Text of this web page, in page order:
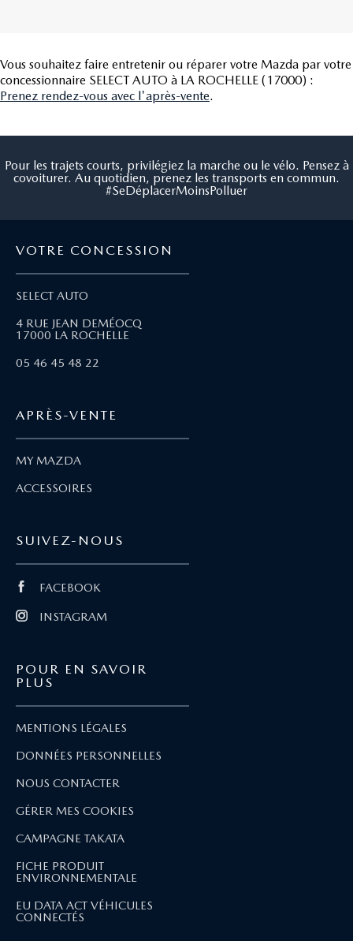
Vous souhaitez faire entretenir ou réparer votre Mazda par votre
concessionnaire SELECT AUTO à LA ROCHELLE (17000) :
Prenez rendez-vous avec l'après-vente.
Pour les trajets courts, privilégiez la marche ou le vélo. Pensez à
covoiturer. Au quotidien, prenez les transports en commun.
#SeDéplacerMoinsPolluer
VOTRE CONCESSION
SELECT AUTO
4 RUE JEAN DEMÉOCQ
17000 LA ROCHELLE
05 46 45 48 22
APRÈS-VENTE
MY MAZDA
ACCESSOIRES
SUIVEZ-NOUS
FACEBOOK
INSTAGRAM
POUR EN SAVOIR
PLUS
MENTIONS LÉGALES
DONNÉES PERSONNELLES
NOUS CONTACTER
GÉRER MES COOKIES
CAMPAGNE TAKATA
FICHE PRODUIT
ENVIRONNEMENTALE
EU DATA ACT VÉHICULES
CONNECTÉS